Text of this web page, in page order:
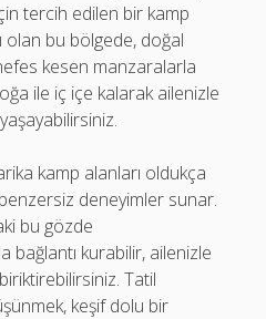
tercih edilen bir kamp
olan bu bölgede, doğal
kesen manzaralarla
ile iç içe kalarak ailenizle
kamp alanları oldukça
deneyimler sunar.
bu gözde
bağlantı kurabilir, ailenizle
Tatil
keşif dolu bir